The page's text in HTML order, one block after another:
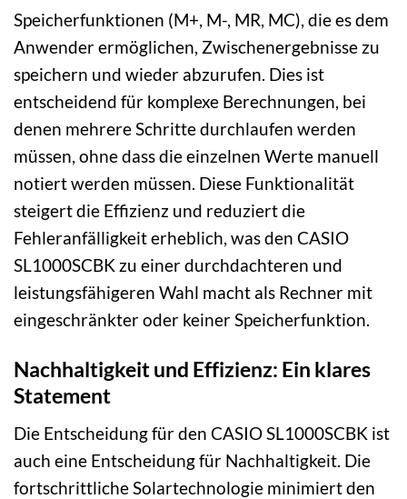
Speicherfunktionen (M+, M-, MR, MC), die es dem
Anwender ermöglichen, Zwischenergebnisse zu
speichern und wieder abzurufen. Dies ist
entscheidend für komplexe Berechnungen, bei
denen mehrere Schritte durchlaufen werden
müssen, ohne dass die einzelnen Werte manuell
notiert werden müssen. Diese Funktionalität
steigert die Effizienz und reduziert die
Fehleranfälligkeit erheblich, was den CASIO
SL1000SCBK zu einer durchdachteren und
leistungsfähigeren Wahl macht als Rechner mit
eingeschränkter oder keiner Speicherfunktion.
Nachhaltigkeit und Effizienz: Ein klares
Statement
Die Entscheidung für den CASIO SL1000SCBK ist
auch eine Entscheidung für Nachhaltigkeit. Die
fortschrittliche Solartechnologie minimiert den